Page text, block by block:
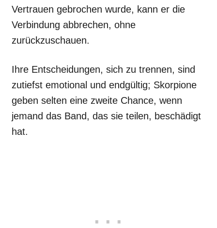
Vertrauen gebrochen wurde, kann er die
Verbindung abbrechen, ohne
zurückzuschauen.
Ihre Entscheidungen, sich zu trennen, sind
zutiefst emotional und endgültig; Skorpione
geben selten eine zweite Chance, wenn
jemand das Band, das sie teilen, beschädigt
hat.